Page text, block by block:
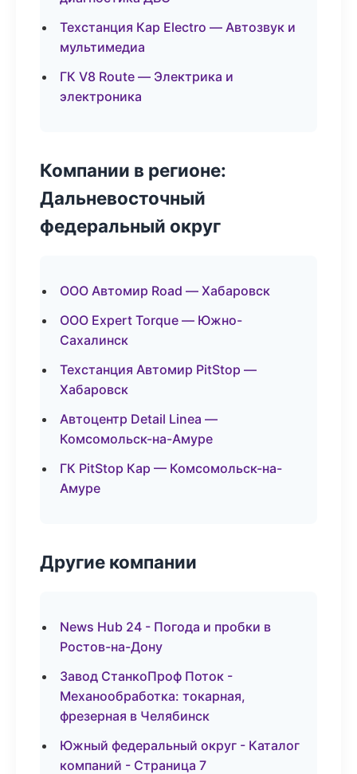
Техстанция Кар Electro — Автозвук и
мультимедиа
ГК V8 Route — Электрика и
электроника
Компании в регионе:
Дальневосточный
федеральный округ
ООО Автомир Road — Хабаровск
ООО Expert Torque — Южно-
Сахалинск
Техстанция Автомир PitStop —
Хабаровск
Автоцентр Detail Linea —
Комсомольск-на-Амуре
ГК PitStop Кар — Комсомольск-на-
Амуре
Другие компании
News Hub 24 - Погода и пробки в
Ростов-на-Дону
Завод СтанкоПроф Поток -
Механообработка: токарная,
фрезерная в Челябинск
Южный федеральный округ - Каталог
компаний - Страница 7